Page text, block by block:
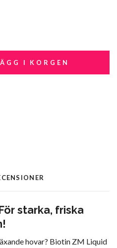
I KORGEN
starka, friska
hovar? Biotin ZM Liquid